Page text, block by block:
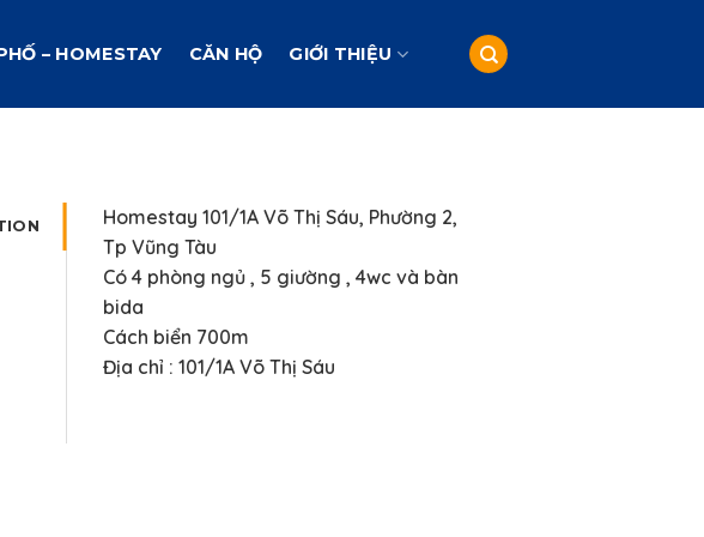
– HOMESTAY CĂN HỘ GIỚI THIỆU
Homestay 101/1A Võ Thị Sáu, Phường 2,
Tp Vũng Tàu
Có 4 phòng ngủ , 5 giường , 4wc và bàn
bida
Cách biển 700m
Địa chỉ : 101/1A Võ Thị Sáu